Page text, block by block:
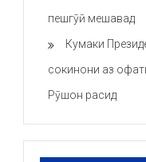
пешгӯӣ мешавад
Кумаки
сокинони аз
Рӯшон расид